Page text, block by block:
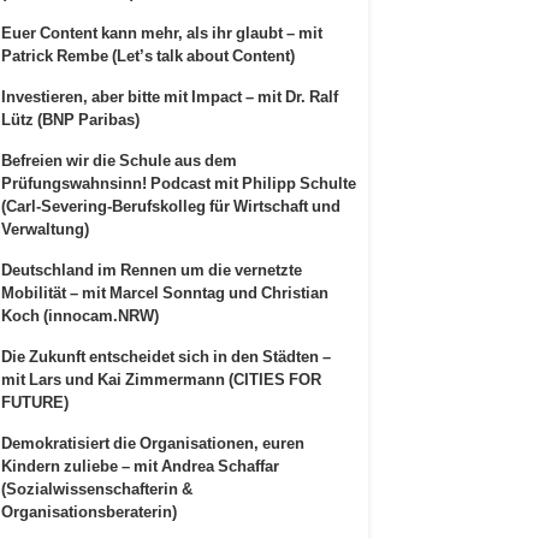
Euer Content kann mehr, als ihr glaubt – mit
Patrick Rembe (Let’s talk about Content)
Investieren, aber bitte mit Impact – mit Dr. Ralf
Lütz (BNP Paribas)
Befreien wir die Schule aus dem
Prüfungswahnsinn! Podcast mit Philipp Schulte
(Carl-Severing-Berufskolleg für Wirtschaft und
Verwaltung)
Deutschland im Rennen um die vernetzte
Mobilität – mit Marcel Sonntag und Christian
Koch (innocam.NRW)
Die Zukunft entscheidet sich in den Städten –
mit Lars und Kai Zimmermann (CITIES FOR
FUTURE)
Demokratisiert die Organisationen, euren
Kindern zuliebe – mit Andrea Schaffar
(Sozialwissenschafterin &
Organisationsberaterin)